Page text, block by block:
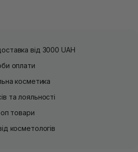
від 3000 UAH
оплати
косметика
та лояльності
товари
косметологів